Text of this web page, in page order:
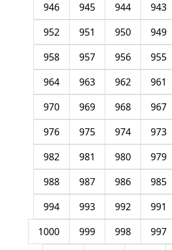
943
944
945
946
949
950
951
952
955
956
957
958
961
962
963
964
967
968
969
970
973
974
975
976
979
980
981
982
985
986
987
988
991
992
993
994
997
998
999
1000